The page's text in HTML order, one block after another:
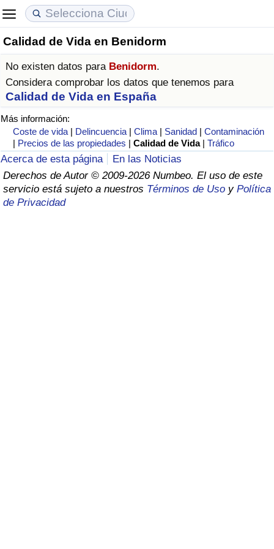
Calidad de Vida en Benidorm
No existen datos para Benidorm.
Considera comprobar los datos que tenemos para
Calidad de Vida en España
Más información:
Coste de vida | Delincuencia |Clima | Sanidad |Contaminación
| Precios de las propiedades |Calidad de Vida |Tráfico
Acerca de esta página
En las Noticias
Derechos de Autor © 2009-2026 Numbeo. El uso de este
servicio está sujeto a nuestros Términos de Uso y Política
de Privacidad
Coste de vida
Índice de Costo de Vida (Actual)
Índice de Costo de Vida
Índice de costo de vida por país
en aqaba
Precios de las propiedades
Índice de Precios de Inmuebles (Actual)
Índice de Precios de Inmuebles
Índice de Precios de Inmuebles por País
Calidad de Vida
Índice de Calidad de Vida
Índice de Calidad de Vida (Actual)
Índice de calidad de vida por país
Delincuencia
Calificación del Índice de Criminalidad